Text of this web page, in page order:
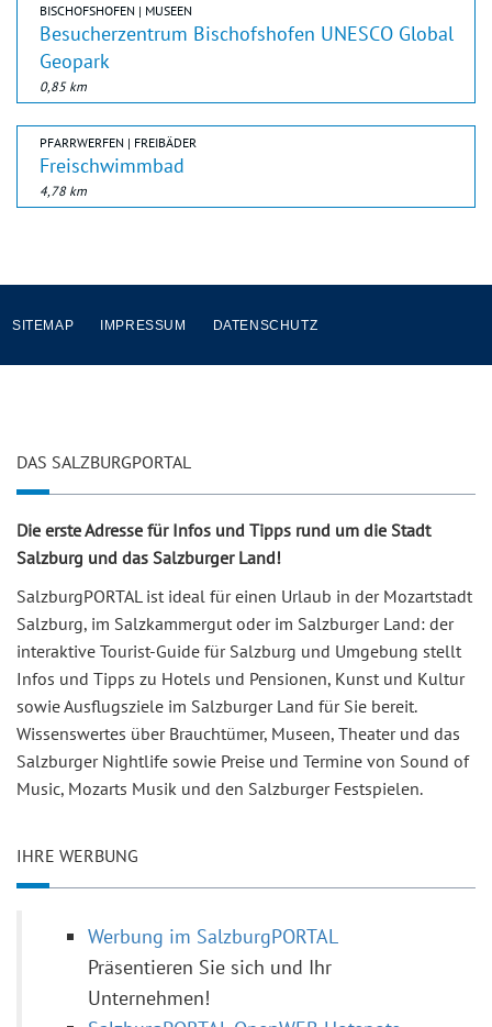
BISCHOFSHOFEN | MUSEEN
Besucherzentrum Bischofshofen UNESCO Global
Geopark
0,85 km
PFARRWERFEN | FREIBÄDER
Freischwimmbad
4,78 km
SITEMAP IMPRESSUM DATENSCHUTZ
DAS SALZBURGPORTAL
Die erste Adresse für Infos und Tipps rund um die Stadt
Salzburg und das Salzburger Land!
SalzburgPORTAL ist ideal für einen Urlaub in der Mozartstadt
Salzburg, im Salzkammergut oder im Salzburger Land: der
interaktive Tourist-Guide für Salzburg und Umgebung stellt
Infos und Tipps zu Hotels und Pensionen, Kunst und Kultur
sowie Ausflugsziele im Salzburger Land für Sie bereit.
Wissenswertes über Brauchtümer, Museen, Theater und das
Salzburger Nightlife sowie Preise und Termine von Sound of
Music, Mozarts Musik und den Salzburger Festspielen.
IHRE WERBUNG
Werbung im SalzburgPORTAL
Präsentieren Sie sich und Ihr
Unternehmen!